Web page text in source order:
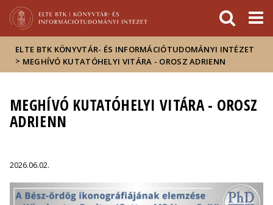
Hírek
Események
ELTE a
sajtóban
ELTE BTK KÖNYVTÁR- ÉS INFORMÁCIÓTUDOMÁNYI INTÉZET
> MEGHÍVÓ KUTATÓHELYI VITÁRA - OROSZ ADRIENN
MEGHÍVÓ KUTATÓHELYI VITÁRA - OROSZ
ADRIENN
2026.06.02.